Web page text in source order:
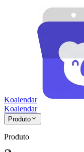
Koalendar
Koalendar
Produto
Produto